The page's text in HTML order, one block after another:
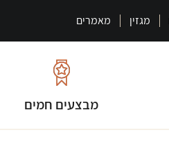
מגזין מאמרים
מבצעים חמים